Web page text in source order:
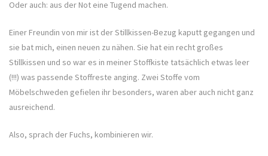
Oder auch: aus der Not eine Tugend machen.
Einer Freundin von mir ist der Stillkissen-Bezug kaputt gegangen und
sie bat mich, einen neuen zu nähen. Sie hat ein recht großes
Stillkissen und so war es in meiner Stoffkiste tatsächlich etwas leer
(!!!) was passende Stoffreste anging. Zwei Stoffe vom
Möbelschweden gefielen ihr besonders, waren aber auch nicht ganz
ausreichend.
Also, sprach der Fuchs, kombinieren wir.